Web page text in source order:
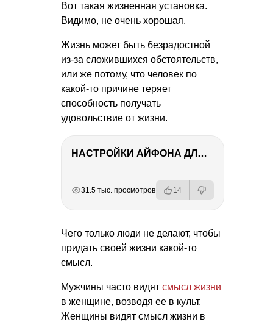
Вот такая жизненная установка.
Видимо, не очень хорошая.
Жизнь может быть безрадостной
из-за сложившихся обстоятельств,
или же потому, что человек по
какой-то причине теряет
способность получать
удовольствие от жизни.
НАСТРОЙКИ АЙФОНА ДЛЯ ФОТО И ВИДЕО
31.5 тыс. просмотров 14
Чего только люди не делают, чтобы
придать своей жизни какой-то
смысл.
Мужчины часто видят смысл жизни
в женщине, возводя ее в культ.
Женщины видят смысл жизни в